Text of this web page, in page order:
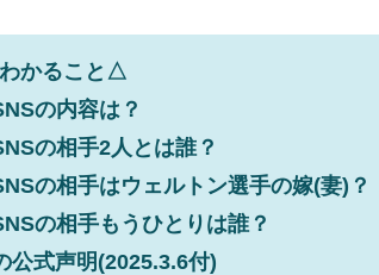
かること△
の内容は？
の相手2人とは誰？
の相手はウェルトン選手の嫁(妻)？
の相手もうひとりは誰？
公式声明(2025.3.6付)